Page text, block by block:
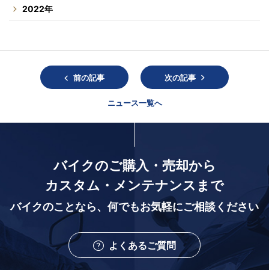
2022年
前の記事
ニュース一覧へ
次の記事
バイクのご購入・売却から
カスタム・メンテナンスまで
バイクのことなら、 何でもお気軽にご相談ください
よくあるご質問